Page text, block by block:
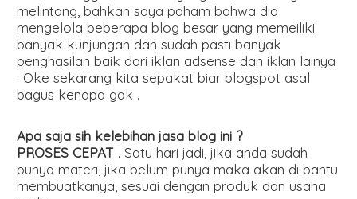
melintang, bahkan saya paham bahwa dia
mengelola beberapa blog besar yang memeiliki
banyak kunjungan dan sudah pasti banyak
penghasilan baik dari iklan adsense dan iklan lainya
. Oke sekarang kita sepakat biar blogspot asal
bagus kenapa gak .
Apa saja sih kelebihan jasa blog ini ?
PROSES CEPAT . Satu hari jadi, jika anda sudah
punya materi, jika belum punya maka akan di bantu
membuatkanya, sesuai dengan produk dan usaha